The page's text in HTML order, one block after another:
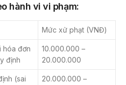
hành vi vi phạm:
Mức xử phạt (VNĐ)
hóa đơn
định
10.000.000 –
20.000.000
(sai
20.000.000 –